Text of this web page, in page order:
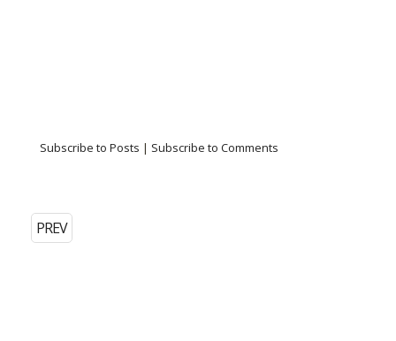
Subscribe to Posts | Subscribe to Comments
PREV